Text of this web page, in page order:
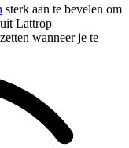
sterk aan te bevelen om
Lattrop
wanneer je te